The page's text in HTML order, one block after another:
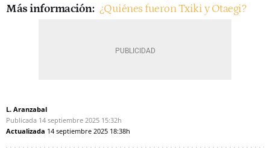
Más información: ¿Quiénes fueron Txiki y Otaegi?
L. Aranzabal
Publicada 14 septiembre 2025 15:32h
Actualizada 14 septiembre 2025 18:38h